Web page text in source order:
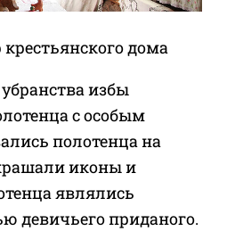
крестьянского дома
избы
с особым
полотенца на
иконы и
являлись
девичьего приданого.